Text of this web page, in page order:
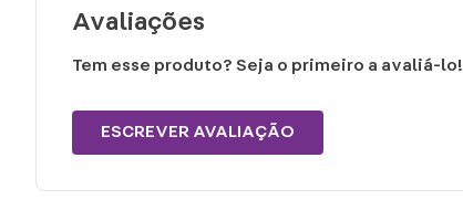
Avaliações
Tem esse produto? Seja o primeiro a avaliá-lo!
ESCREVER AVALIAÇÃO